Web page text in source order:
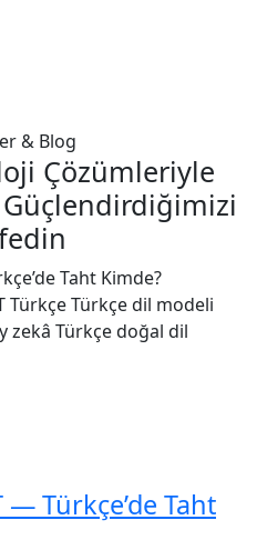
& Blog
Çözümleriyle
TürkçeTürkçe dil modeli
zekâ Türkçe doğal dil
Türkçe’de Taht